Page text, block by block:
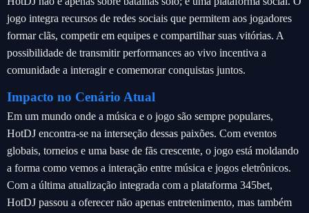
jogo integra recursos de redes sociais que permitem aos jogadores
formar clãs, competir em equipes e compartilhar suas vitórias. A
possibilidade de transmitir performances ao vivo incentiva a
comunidade a interagir e comemorar conquistas juntos.
Impacto no Cenário Atual
Em um mundo onde a música e o jogo são sempre populares,
HotDJ encontra-se na interseção dessas paixões. Com eventos
globais, torneios e uma base de fãs crescente, o jogo está moldando
a forma como vemos a interação entre música e jogos eletrônicos.
Com a última atualização integrada com a plataforma 345bet,
HotDJ passou a oferecer não apenas entretenimento, mas também